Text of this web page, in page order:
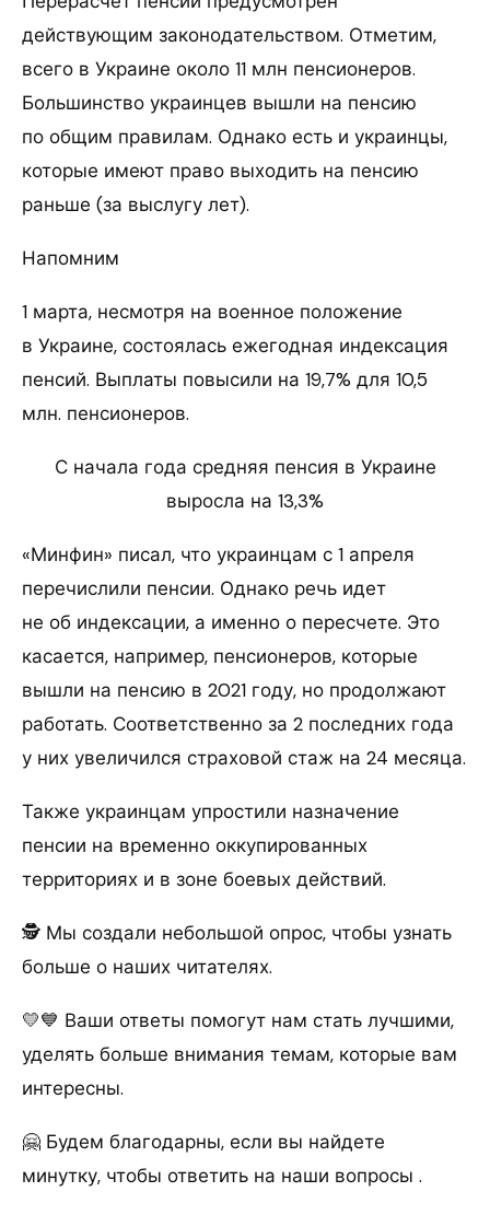
действующим законодательством. Отметим,
всего в Украине около 11 млн пенсионеров.
Большинство украинцев вышли на пенсию
по общим правилам. Однако есть и украинцы,
которые имеют право выходить на пенсию
раньше (за выслугу лет).
Напомним
1 марта, несмотря на военное положение
в Украине, состоялась ежегодная индексация
пенсий. Выплаты повысили на 19,7% для 10,5
млн. пенсионеров.
С начала года средняя пенсия в Украине
выросла на 13,3%
«Минфин» писал, что украинцам с 1 апреля
перечислили пенсии. Однако речь идет
не об индексации, а именно о пересчете. Это
касается, например, пенсионеров, которые
вышли на пенсию в 2021 году, но продолжают
работать. Соответственно за 2 последних года
у них увеличился страховой стаж на 24 месяца.
Также украинцам упростили назначение
пенсии на временно оккупированных
территориях и в зоне боевых действий.
🕵️ Мы создали небольшой опрос, чтобы узнать
больше о наших читателях.
💛💙 Ваши ответы помогут нам стать лучшими,
уделять больше внимания темам, которые вам
интересны.
🤗 Будем благодарны, если вы найдете
минутку, чтобы ответить на наши вопросы .